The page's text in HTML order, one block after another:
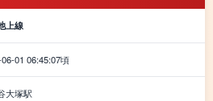
上線
01 06:45:07頃
大塚駅